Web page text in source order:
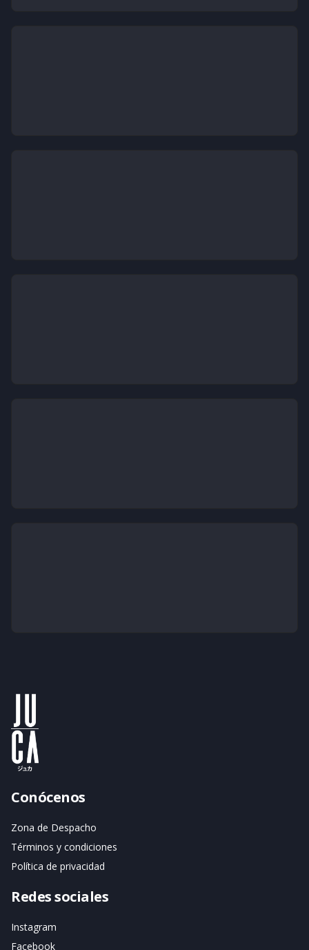
Conócenos
Zona de Despacho
Términos y condiciones
Política de privacidad
Redes sociales
Instagram
Facebook